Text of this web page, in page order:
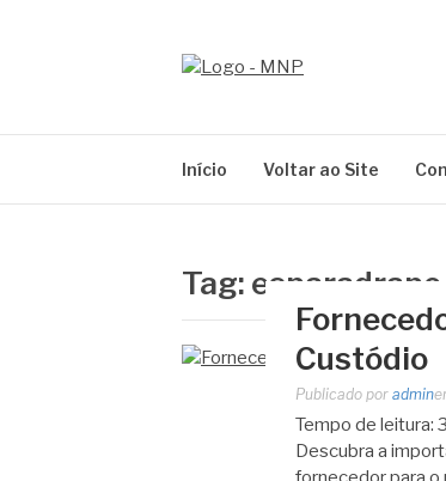
Início Voltar ao Site
Tag: esparadrapo
Custódio
Publicado por admin
Tempo de leitura: 3
Descubra a